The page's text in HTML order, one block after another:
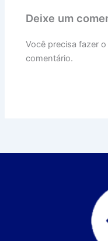
Deixe um
Você precisa fazer o
comentário.